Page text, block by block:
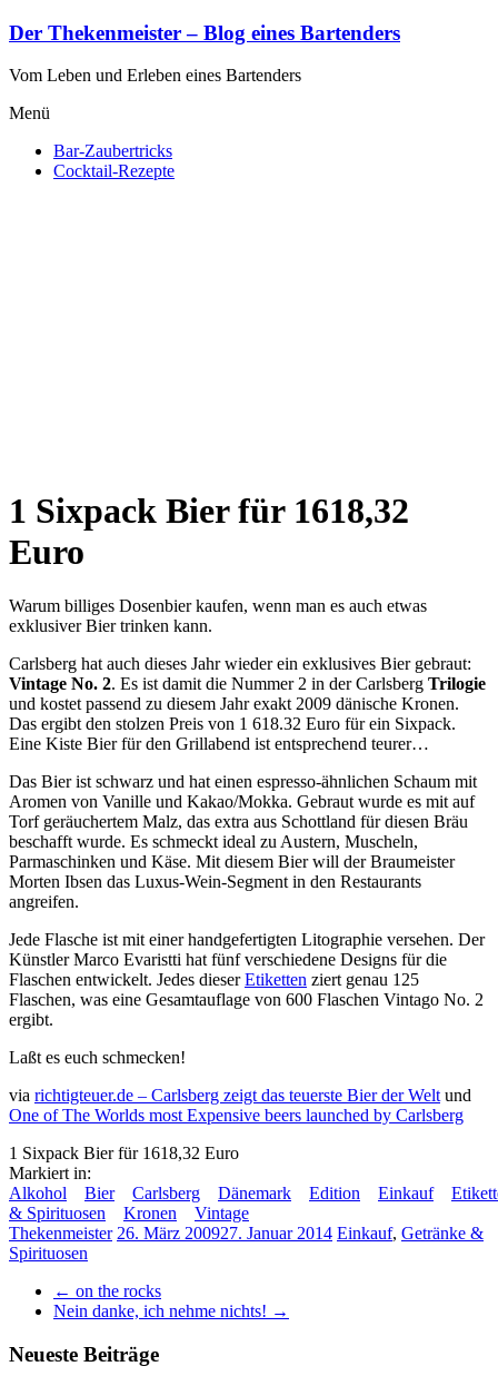
Zum
springen
Der Thekenmeister – Blog eines Bartenders
Vom Leben und Erleben eines Bartenders
Menü
Bar-Zaubertricks
Cocktail-Rezepte
1 Sixpack Bier für 1618,32
Euro
Warum billiges Dosenbier kaufen, wenn man es auch etwas
exklusiver Bier trinken kann.
Carlsberg hat auch dieses Jahr wieder ein exklusives Bier gebraut:
Vintage No. 2. Es ist damit die Nummer 2 in der Carlsberg Trilogie
und kostet passend zu diesem Jahr exakt 2009 dänische Kronen.
Das ergibt den stolzen Preis von 1 618.32 Euro für ein Sixpack.
Eine Kiste Bier für den Grillabend ist entsprechend teurer…
Das Bier ist schwarz und hat einen espresso-ähnlichen Schaum mit
Aromen von Vanille und Kakao/Mokka. Gebraut wurde es mit auf
Torf geräuchertem Malz, das extra aus Schottland für diesen Bräu
beschafft wurde. Es schmeckt ideal zu Austern, Muscheln,
Parmaschinken und Käse. Mit diesem Bier will der Braumeister
Morten Ibsen das Luxus-Wein-Segment in den Restaurants
angreifen.
Jede Flasche ist mit einer handgefertigten Litographie versehen. Der
Künstler Marco Evaristti hat fünf verschiedene Designs für die
Flaschen entwickelt. Jedes dieserEtiketten ziert genau 125
Flaschen, was eine Gesamtauflage von 600 Flaschen Vintago No. 2
ergibt.
Laßt es euch schmecken!
via richtigteuer.de – Carlsberg zeigt das teuerste Bier der Welt und
One of The Worlds most Expensive beers launched by Carlsberg
1 Sixpack Bier für 1618,32 Euro
Markiert in:
Alkohol
Bier Carlsberg Dänemark Edition Einkauf
& Spirituosen
Kronen
Vintage
Thekenmeister 26. März 200927. Januar 2014 Einkauf, Getränke &
Spirituosen
← on the rocks
Nein danke, ich nehme nichts! →
Neueste Beiträge